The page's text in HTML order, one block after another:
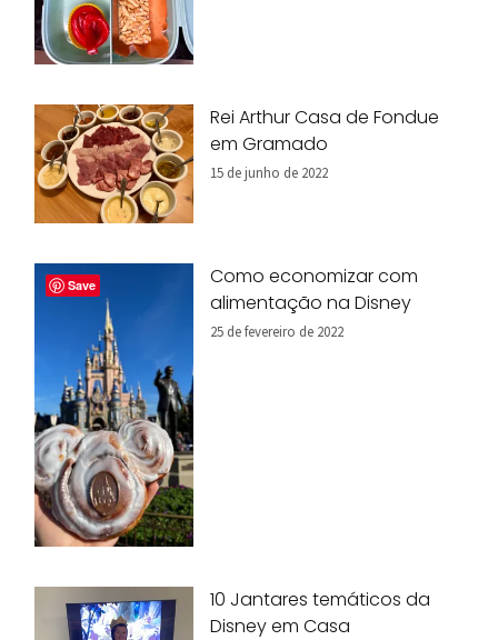
Rei Arthur Casa de Fondue
em Gramado
15 de junho de 2022
Como economizar com
alimentação na Disney
25 de fevereiro de 2022
10 Jantares temáticos da
Disney em Casa
Save